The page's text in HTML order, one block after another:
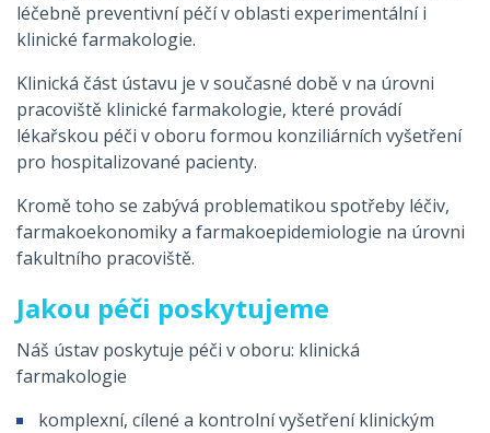
léčebně preventivní péčí v oblasti experimentální i
klinické farmakologie.
Klinická část ústavu je v současné době v na úrovni
pracoviště klinické farmakologie, které provádí
lékařskou péči v oboru formou konziliárních vyšetření
pro hospitalizované pacienty.
Kromě toho se zabývá problematikou spotřeby léčiv,
farmakoekonomiky a farmakoepidemiologie na úrovni
fakultního pracoviště.
Jakou péči poskytujeme
Náš ústav poskytuje péči v oboru: klinická
farmakologie
komplexní, cílené a kontrolní vyšetření klinickým